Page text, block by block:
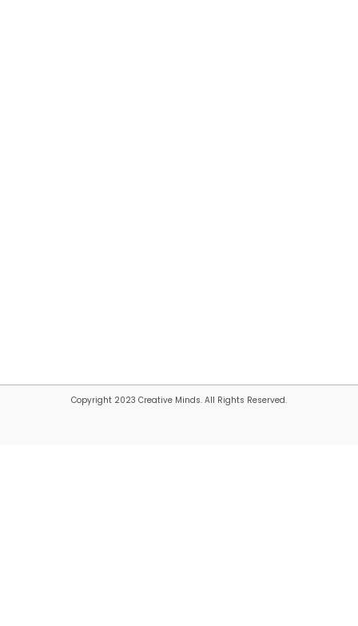
Copyright 2023 Creative Minds. All Rights Reserved.